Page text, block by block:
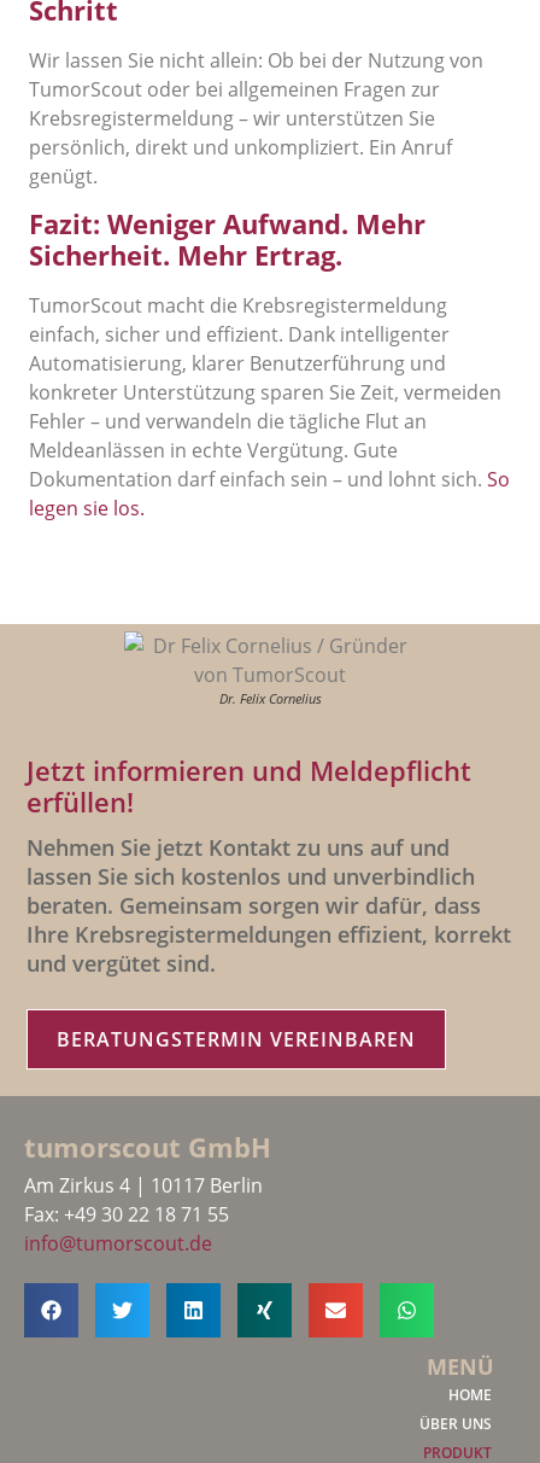
Schritt
Wir lassen Sie nicht allein: Ob bei der Nutzung von
TumorScout oder bei allgemeinen Fragen zur
Krebsregistermeldung – wir unterstützen Sie
persönlich, direkt und unkompliziert. Ein Anruf
genügt.
Fazit: Weniger Aufwand. Mehr
Sicherheit. Mehr Ertrag.
TumorScout macht die Krebsregistermeldung
einfach, sicher und effizient. Dank intelligenter
Automatisierung, klarer Benutzerführung und
konkreter Unterstützung sparen Sie Zeit, vermeiden
Fehler – und verwandeln die tägliche Flut an
Meldeanlässen in echte Vergütung. Gute
Dokumentation darf einfach sein – und lohnt sich. So
legen sie los.
Dr. Felix Cornelius
Jetzt informieren und Meldepflicht
erfüllen!
Nehmen Sie jetzt Kontakt zu uns auf und
lassen Sie sich kostenlos und unverbindlich
beraten. Gemeinsam sorgen wir dafür, dass
Ihre Krebsregistermeldungen effizient, korrekt
und vergütet sind.
BERATUNGSTERMIN VEREINBAREN
tumorscout GmbH
Am Zirkus 4 | 10117 Berlin
Fax: +49 30 22 18 71 55
info@tumorscout.de
MENÜ
HOME
ÜBER UNS
PRODUKT